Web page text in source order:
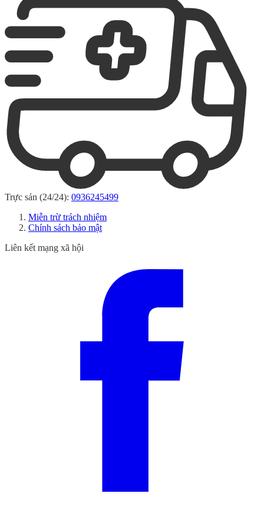
Trực sản (24/24): 0936245499
Miễn trừ trách nhiệm
Chính sách bảo mật
Liên kết mạng xã hội